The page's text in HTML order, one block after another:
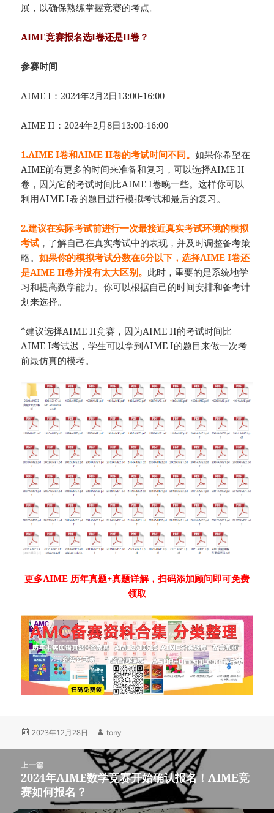
展，以确保熟练掌握竞赛的考点。
AIME竞赛报名选I卷还是II卷？
参赛时间
AIME I：2024年2月2日13:00-16:00
AIME II：2024年2月8日13:00-16:00
1.AIME I卷和AIME II卷的考试时间不同。如果你希望在
AIME前有更多的时间来准备和复习，可以选择AIME II
卷，因为它的考试时间比AIME I卷晚一些。这样你可以
利用AIME I卷的题目进行模拟考试和最后的复习。
2.建议在实际考试前进行一次最接近真实考试环境的模拟
考试 ，了解自己在真实考试中的表现，并及时调整备考策
略。如果你的模拟考试分数在6分以下，选择AIME I卷还
是AIME II卷并没有太大区别。 此时，重要的是系统地学
习和提高数学能力。你可以根据自己的时间安排和备考计
划来选择。
*建议选择AIME II竞赛，因为AIME II的考试时间比
AIME I考试迟，学生可以拿到AIME I的题目来做一次考
前最仿真的模考。
更多AIME 历年真题+真题详解，扫码添加顾问即可免费
领取
发
2023年12月28日
作
tony
上一篇
上
篇
文
2024年AIME数学竞赛开始确认报名！AIME竞
赛如何报名？